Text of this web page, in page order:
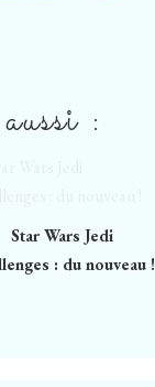
:
Star Wars Jedi
: du nouveau !